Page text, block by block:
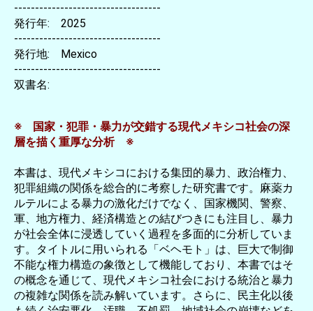
-----------------------------------
発行年: 2025
-----------------------------------
発行地: Mexico
-----------------------------------
双書名:
※ 国家・犯罪・暴力が交錯する現代メキシコ社会の深
層を描く重厚な分析 ※
本書は、現代メキシコにおける集団的暴力、政治権力、
犯罪組織の関係を総合的に考察した研究書です。麻薬カ
ルテルによる暴力の激化だけでなく、国家機関、警察、
軍、地方権力、経済構造との結びつきにも注目し、暴力
が社会全体に浸透していく過程を多面的に分析していま
す。タイトルに用いられる「ベヘモト」は、巨大で制御
不能な権力構造の象徴として機能しており、本書ではそ
の概念を通じて、現代メキシコ社会における統治と暴力
の複雑な関係を読み解いています。さらに、民主化以後